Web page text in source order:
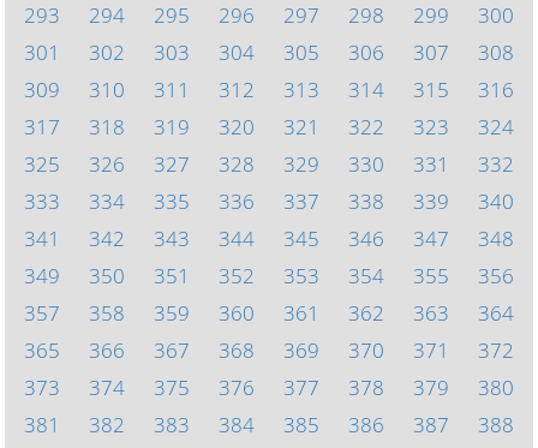
293
294 295 296 297 298 299
300
301
302 303 304 305 306 307
308
309
310 311 312 313 314 315
316
317
318 319 320 321 322 323
324
325
326 327 328 329 330 331
332
333
334 335 336 337 338 339
340
341
342 343 344 345 346 347
348
349
350 351 352 353 354 355
356
357
358 359 360 361 362 363
364
365
366 367 368 369 370 371
372
373
374 375 376 377 378 379
380
381
382 383 384 385 386 387 388